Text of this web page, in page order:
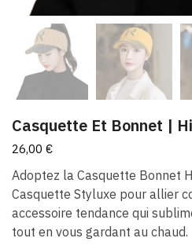
Casquette Et Bonnet |
26,00 €
Adoptez la Casquette Bonnet
Casquette Styluxe pour allier
accessoire tendance qui
tout en vous gardant au chaud.